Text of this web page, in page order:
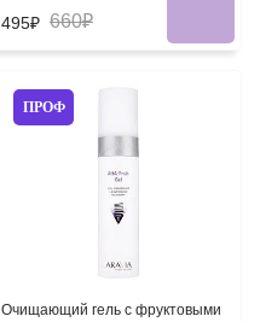
495₽ 660₽
ПРОФ
Очищающий гель с фруктовыми